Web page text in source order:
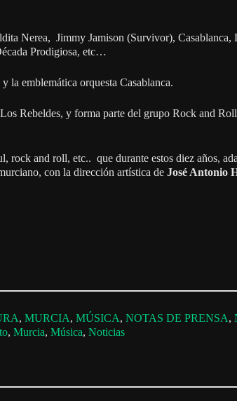
Nerea, Jimmy Jamison (Survivor),
Prodigiosa, etc…
la emblemática orquesta Casablanca.
Rebeldes, y forma parte del grupo Rock and
and roll, etc.. que durante estos diez años,
con la dirección artística de José Antonio
, MURCIA, MÚSICA, NOTAS DE PRENSA,
, Murcia, Música, Noticias